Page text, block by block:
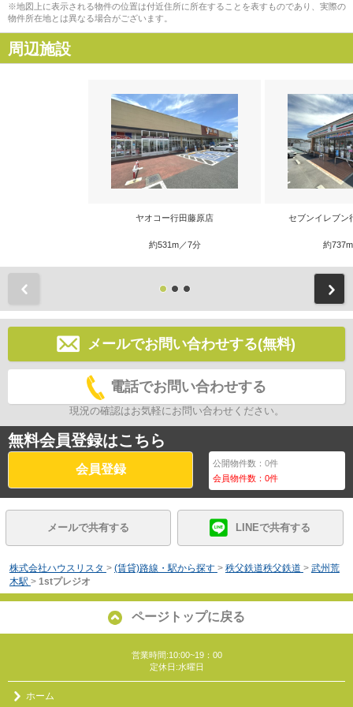
※地図上に表示される物件の位置は付近住所に所在することを表すものであり、実際の
物件所在地とは異なる場合がございます。
周辺施設
ヤオコー行田藤原店
約531m／7分
セブンイレブン
約
メールでお問い合わせする(無料)
電話でお問い合わせする
現況の確認はお気軽にお問い合わせください。
無料会員登録はこちら
会員登録 公開物件数：0件
会員物件数：0件
メールで共有する LINEで共有する
株式会社ハウスリスタ > (賃貸)路線・駅から探す > 秩父鉄道秩父鉄道 > 武州荒
木駅 > 1stプレジオ
ページトップに戻る
営業時間:10:00~19：00
定休日:水曜日
ホーム